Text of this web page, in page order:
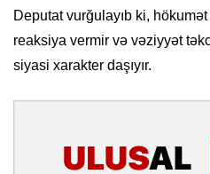
Deputat vurğulayıb ki,
reaksiya vermir və vəziyyət
siyasi xarakter daşıyır.